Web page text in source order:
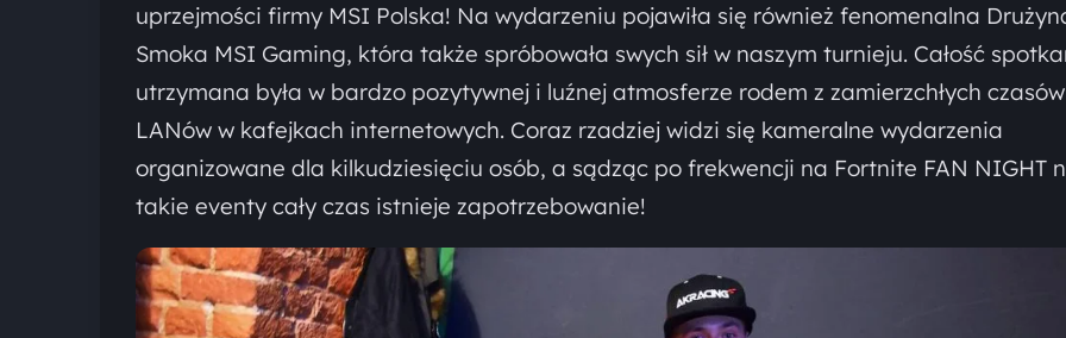
uprzejmości firmy MSI Polska! Na wydarzeniu pojawiła się również fenomenalna
Smoka MSI Gaming, która także spróbowała swych sił w naszym turnieju. Całość
utrzymana była w bardzo pozytywnej i luźnej atmosferze rodem z zamierzchłych czasów
LANów w kafejkach internetowych. Coraz rzadziej widzi się kameralne wydarzenia
organizowane dla kilkudziesięciu osób, a sądząc po frekwencji na Fortnite FAN NIGHT
takie eventy cały czas istnieje zapotrzebowanie!